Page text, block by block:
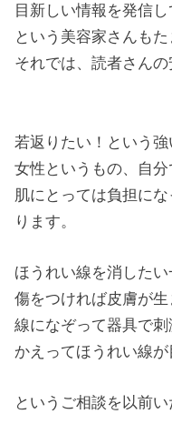
目新しい情報を発信
という美容家さんも
それでは、読者さんの
若返りたい！という
女性というもの、自
肌にとっては負担に
ります。
ほうれい線を消したい
傷をつければ皮膚が生
線になぞって器具で刺
かえってほうれい線が
というご相談を以前